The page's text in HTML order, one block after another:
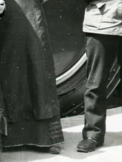
1914 · Budapest XIII.
Váci út 89., ingyen ebédért sorban állók az elemi iskola előtt, az 1914. augusztus 30-án megnyitott, Weiss Manfréd népkonyha előtt.